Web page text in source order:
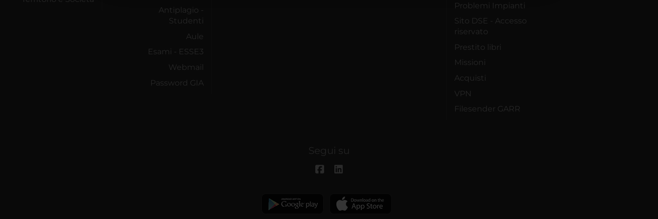
Antiplagio -
Studenti
Aule
Esami - ESSE3
Webmail
Password GIA
Problemi Impianti
Sito DSE - Accesso
riservato
Prestito libri
Missioni
Acquisti
VPN
Filesender GARR
Segui su